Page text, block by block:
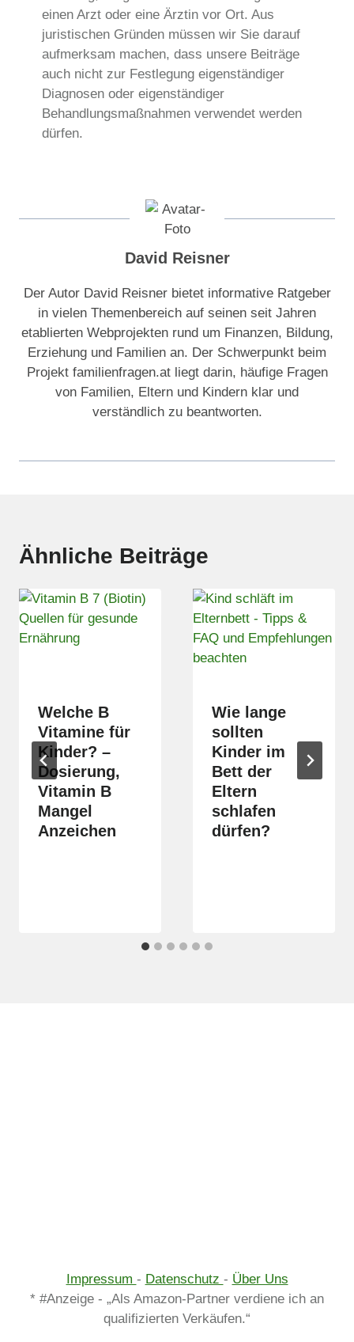
einen Arzt oder eine Ärztin vor Ort. Aus
juristischen Gründen müssen wir Sie darauf
aufmerksam machen, dass unsere Beiträge
auch nicht zur Festlegung eigenständiger
Diagnosen oder eigenständiger
Behandlungsmaßnahmen verwendet werden
dürfen.
David Reisner
Der Autor David Reisner bietet informative Ratgeber
in vielen Themenbereich auf seinen seit Jahren
etablierten Webprojekten rund um Finanzen, Bildung,
Erziehung und Familien an. Der Schwerpunkt beim
Projekt familienfragen.at liegt darin, häufige Fragen
von Familien, Eltern und Kindern klar und
verständlich zu beantworten.
Ähnliche Beiträge
Welche B
Vitamine für
Kinder? –
Dosierung,
Vitamin B
Mangel
Anzeichen
Wie lange
sollten
Kinder im
Bett der
Eltern
schlafen
dürfen?
Impressum - Datenschutz - Über Uns
* #Anzeige - „Als Amazon-Partner verdiene ich an
qualifizierten Verkäufen.“